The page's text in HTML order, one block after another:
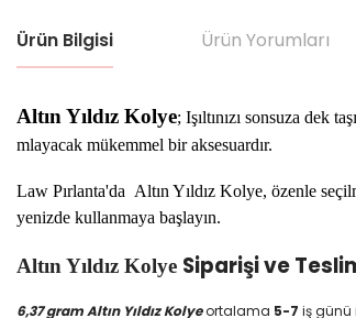
Ürün Bilgisi Ürün Yorumları
Altın Yıldız Kolye; Işıltınızı sonsuza dek
mlayacak mükemmel bir aksesuardır.
Law Pırlanta'da Altın Yıldız Kolye, özenle
yenizde kullanmaya başlayın.
Altın Yıldız Kolye Siparişi ve
6,37 gramAltın Yıldız Kolyeortalama 5-7 iş günü